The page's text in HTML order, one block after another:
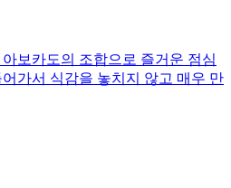
보카도의 조합으로 즐거운 점심
가서 식감을 놓치지 않고 매우 만